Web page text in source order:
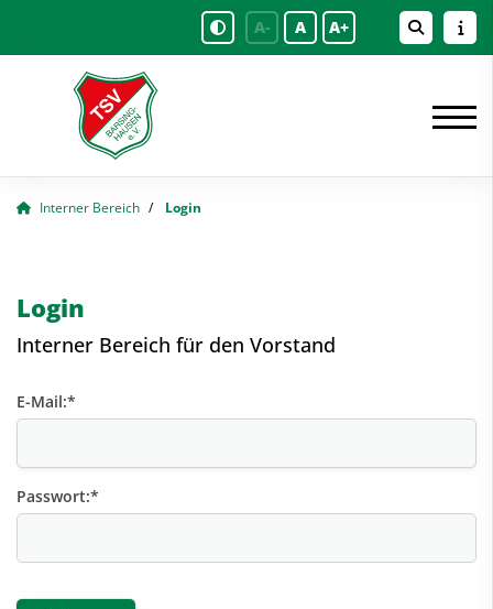
A- A A+
Interner Bereich Login
Login
Interner Bereich für den Vorstand
E-Mail:*
Passwort:*